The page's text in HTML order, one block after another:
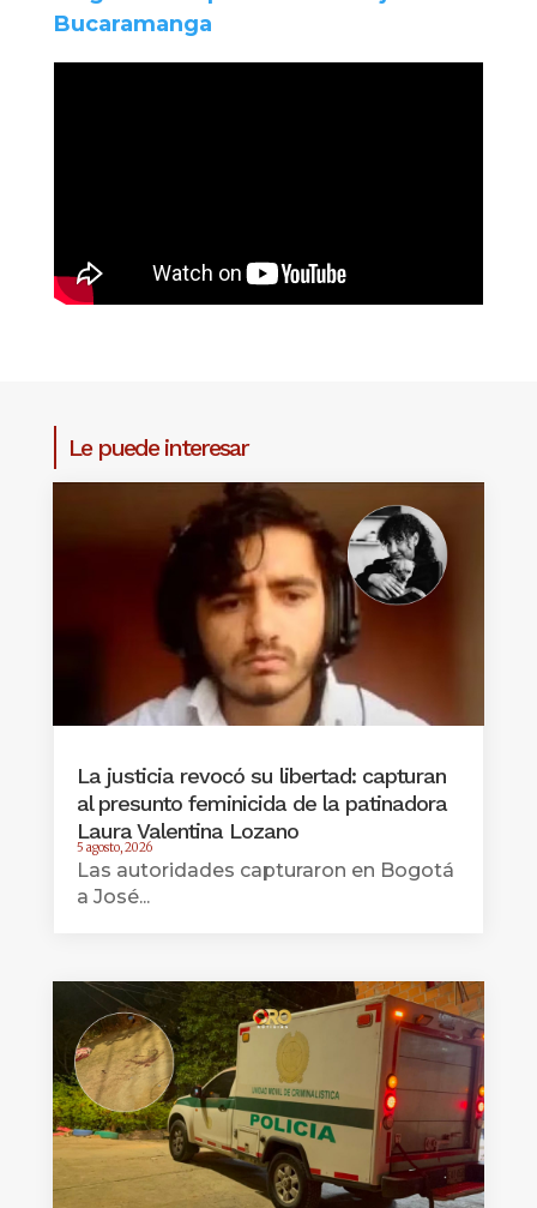
Bucaramanga
Le puede interesar
La justicia revocó su libertad: capturan
al presunto feminicida de la patinadora
Laura Valentina Lozano
5 agosto, 2026
Las autoridades capturaron en Bogotá
a José...